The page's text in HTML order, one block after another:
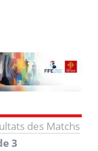
des Matchs
3